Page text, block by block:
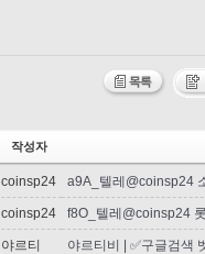
작성자
coinsp24 a9A_텔레@coinsp24
coinsp24 f8O_텔레@coinsp24
야르티 야르티비 | ✅구글검색